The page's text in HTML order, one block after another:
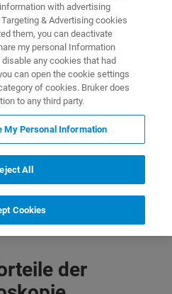
wässriger Medien
liefert die
umfassende chemische,
Einblicke.
der
with advertising
& Advertising cookies
them, you can deactivate
my personal Information
any cookies that had
can open the cookie settings
of cookies. Bruker does
to any third party.
My Personal Information
All
Cookies